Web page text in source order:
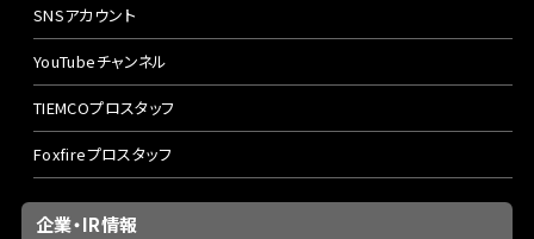
SNSアカウント
YouTubeチャンネル
TIEMCOプロスタッフ
Foxfireプロスタッフ
企業・IR情報